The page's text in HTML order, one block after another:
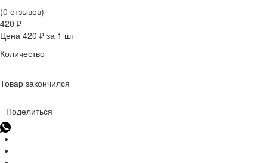
(0 отзывов)
420 ₽
Цена 420 ₽ за 1 шт
Количество
Товар закончился
Поделиться